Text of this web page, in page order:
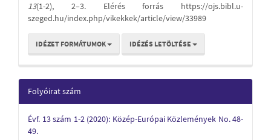
13(1-2), 2–3. Elérés forrás https://ojs.bibl.u-
szeged.hu/index.php/vikekkek/article/view/33989
IDÉZET FORMÁTUMOK IDÉZÉS LETÖLTÉSE
Folyóirat szám
Évf. 13 szám 1-2 (2020): Közép-Európai Közlemények No. 48-
49.